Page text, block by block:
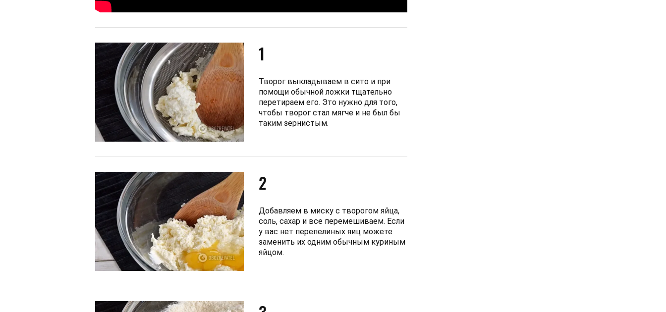
1
Творог выкладываем в сито и при
помощи обычной ложки тщательно
перетираем его. Это нужно для того,
чтобы творог стал мягче и не был бы
таким зернистым.
2
Добавляем в миску с творогом яйца,
соль, сахар и все перемешиваем. Если
у вас нет перепелиных яиц можете
заменить их одним обычным куриным
яйцом.